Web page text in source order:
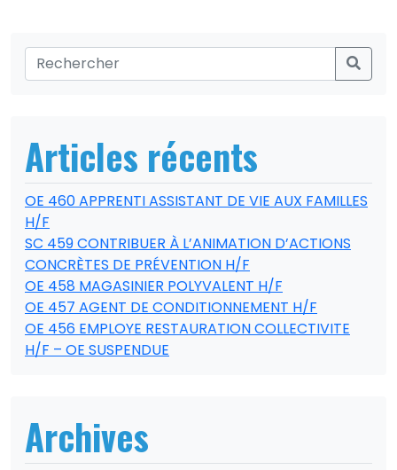
Articles récents
OE 460 APPRENTI ASSISTANT DE VIE AUX FAMILLES
H/F
SC 459 CONTRIBUER À L’ANIMATION D’ACTIONS
CONCRÈTES DE PRÉVENTION H/F
OE 458 MAGASINIER POLYVALENT H/F
OE 457 AGENT DE CONDITIONNEMENT H/F
OE 456 EMPLOYE RESTAURATION COLLECTIVITE
H/F – OE SUSPENDUE
Archives